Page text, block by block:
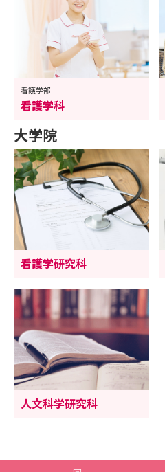
看護学部
看護学科
大学院
看護学研究科
人文科学研究科